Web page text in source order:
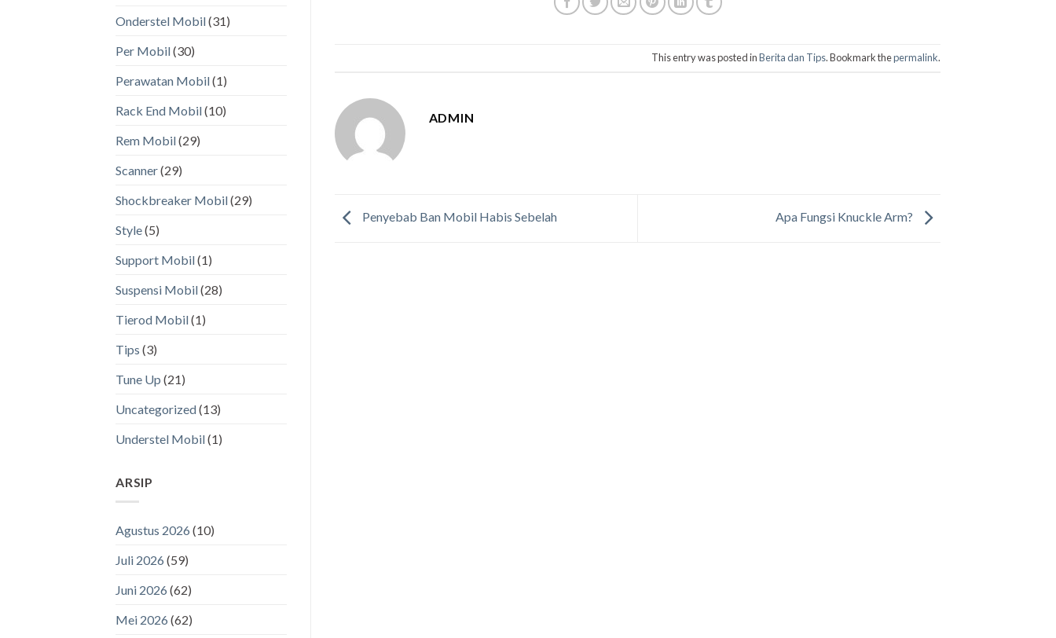
Onderstel Mobil(31)
Per Mobil(30)
Perawatan Mobil(1)
Rack End Mobil(10)
Rem Mobil(29)
Scanner(29)
Shockbreaker Mobil(29)
Style(5)
Support Mobil(1)
Suspensi Mobil(28)
Tierod Mobil(1)
Tips (3)
Tune Up (21)
Uncategorized(13)
Understel Mobil(1)
ARSIP
Agustus 2026 (10)
Juli 2026 (59)
Juni 2026 (62)
Mei 2026 (62)
This entry was posted inBerita dan Tips. Bookmark thepermalink.
ADMIN
Penyebab Ban Mobil Habis Sebelah Apa Fungsi Knuckle Arm?